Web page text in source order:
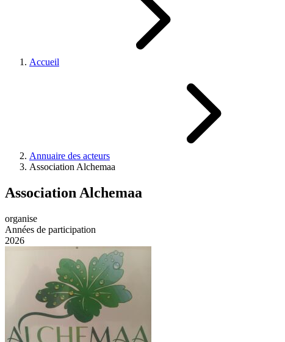
Accueil
Annuaire des acteurs
Association Alchemaa
Association Alchemaa
organise
Années de participation
2026